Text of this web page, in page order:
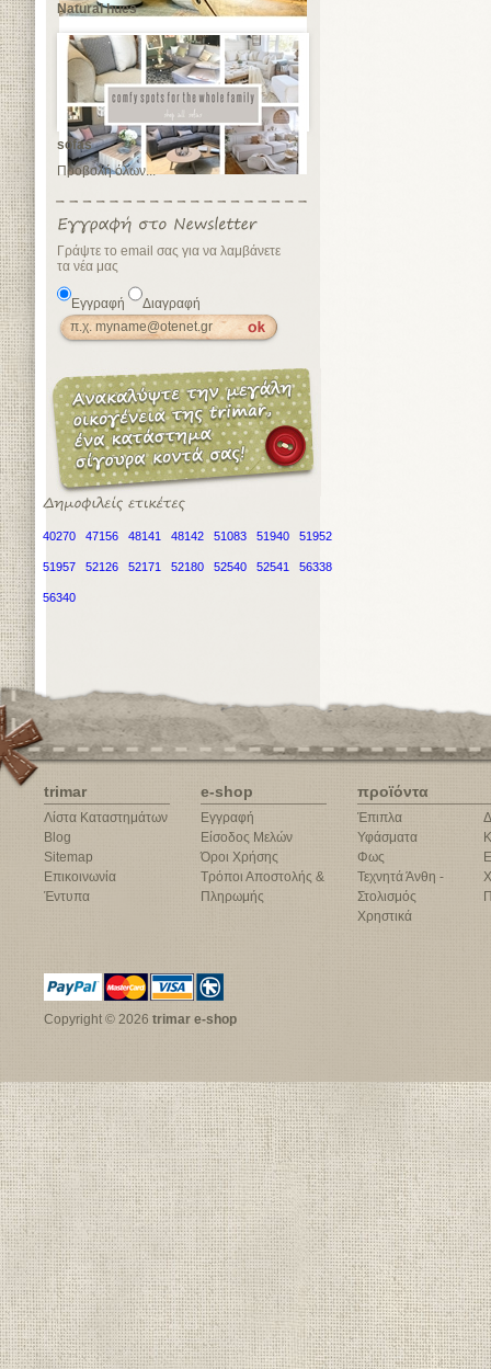
Natural hues
sofas
Προβολή όλων...
Γράψτε το email σας για να λαμβάνετε
τα νέα μας
Εγγραφή Διαγραφή
40270 47156 48141 48142 51083 51940 51952
51957 52126 52171 52180 52540 52541 56338
56340
trimar
Λίστα Καταστημάτων
Blog
Sitemap
Επικοινωνία
Έντυπα
e-shop
Εγγραφή
Είσοδος Μελών
Όροι Χρήσης
Τρόποι Αποστολής &
Πληρωμής
προϊόντα
Έπιπλα
Υφάσματα
Φως
Τεχνητά Άνθη -
Στολισμός
Χρηστικά
Copyright © 2026 trimar e-shop